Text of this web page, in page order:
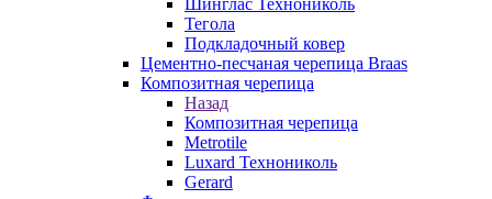
Шинглас Технониколь
Тегола
Подкладочный ковер
Цементно-песчаная черепица Braas
Композитная черепица
Назад
Композитная черепица
Metrotile
Luxard Технониколь
Gerard